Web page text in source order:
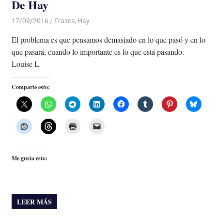
De Hay
17/09/2016 Luis Castellanos
Frases, Hay
El problema es que pensamos demasiado en lo que pasó y en lo
que pasará, cuando lo importante es lo que está pasando.
Louise L
Comparte esto:
Me gusta esto:
LEER MÁS